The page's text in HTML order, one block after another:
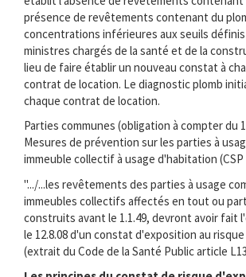
présence de revêtements contenant du
concentrations inférieures aux seuils
ministres chargés de la santé et de la
lieu de faire établir un nouveau constat à
contrat de location. Le diagnostic plomb
chaque contrat de location.
Parties communes (obligation à compter du
Mesures de prévention sur les parties à
immeuble collectif à usage d'habitation (CSP
".../...les revêtements des parties à usage
immeubles collectifs affectés en tout ou
construits avant le 1.1.49, devront avoir fait
le 12.8.08 d'un constat d'exposition au risque
(extrait du Code de la Santé Public article